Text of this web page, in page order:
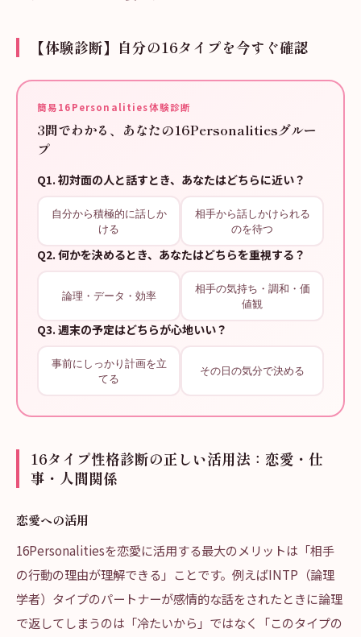
【体験診断】自分の16タイプを今すぐ確認
簡易16Personalities体験診断
3問でわかる、あなたの16Personalitiesグルー
プ
Q1. 初対面の人と話すとき、あなたはどちらに近い？
自分から積極的に話しか
ける
相手から話しかけられる
のを待つ
Q2. 何かを決めるとき、あなたはどちらを重視する？
論理・データ・効率
相手の気持ち・調和・価
値観
Q3. 週末の予定はどちらが心地いい？
事前にしっかり計画を立
てる
その日の気分で決める
16タイプ性格診断の正しい活用法：恋愛・仕
事・人間関係
恋愛への活用
16Personalitiesを恋愛に活用する最大のメリットは「相手
の行動の理由が理解できる」ことです。例えばINTP（論理
学者）タイプのパートナーが感情的な話をされたときに論理
で返してしまうのは「冷たいから」ではなく「このタイプの